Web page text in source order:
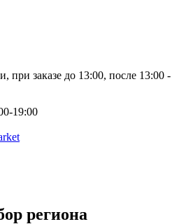
при заказе до 13:00, после 13:00 -
19:00
региона